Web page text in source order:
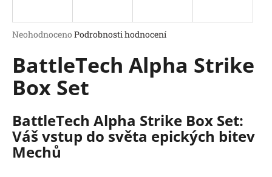
Průměrné
produktu
je
0,0
hvězdiček.
Neohodnoceno Podrobnosti hodnocení
BattleTech Alpha Strike
Box Set
BattleTech Alpha Strike Box Set:
Váš vstup do světa epických bitev
Mechů
A
j
t
?
HLEDAT
D